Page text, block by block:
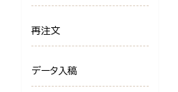
再注文
データ入稿